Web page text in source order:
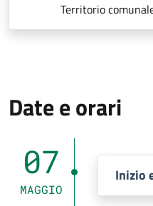
Territorio
Date e orari
07
MAGGIO
Inizio